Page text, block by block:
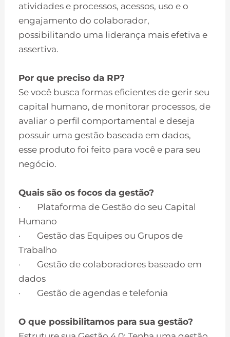
atividades e processos, acessos, uso e o
engajamento do colaborador,
possibilitando uma liderança mais efetiva e
assertiva.
Por que preciso da RP?
Se você busca formas eficientes de gerir seu
capital humano, de monitorar processos, de
avaliar o perfil comportamental e deseja
possuir uma gestão baseada em dados,
esse produto foi feito para você e para seu
negócio.
Quais são os focos da gestão?
· Plataforma de Gestão do seu Capital
Humano
· Gestão das Equipes ou Grupos de
Trabalho
· Gestão de colaboradores baseado em
dados
· Gestão de agendas e telefonia
O que possibilitamos para sua gestão?